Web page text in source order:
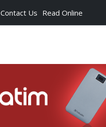
Contact Us Read Online